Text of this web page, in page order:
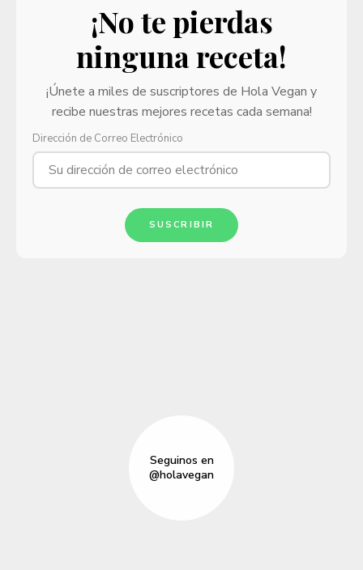
¡No te pierdas
ninguna receta!
¡Únete a miles de suscriptores de Hola Vegan y
recibe nuestras mejores recetas cada semana!
Dirección de Correo Electrónico
SUSCRIBIR
Seguinos en
@holavegan